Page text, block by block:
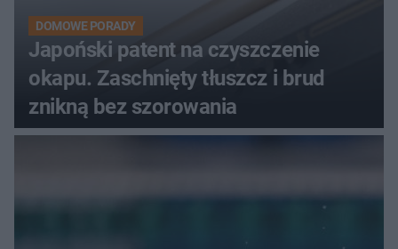
DOMOWE PORADY
Japoński patent na czyszczenie
okapu. Zaschnięty tłuszcz i brud
znikną bez szorowania